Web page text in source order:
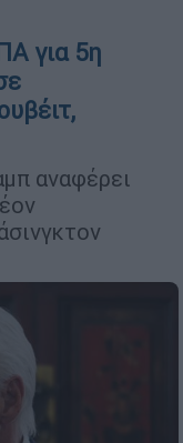
για 5η
αναφέρει